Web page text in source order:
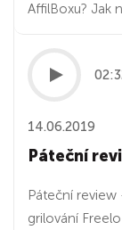
AffilBoxu? Jak
14.06.2019
Páteční
Páteční
grilování